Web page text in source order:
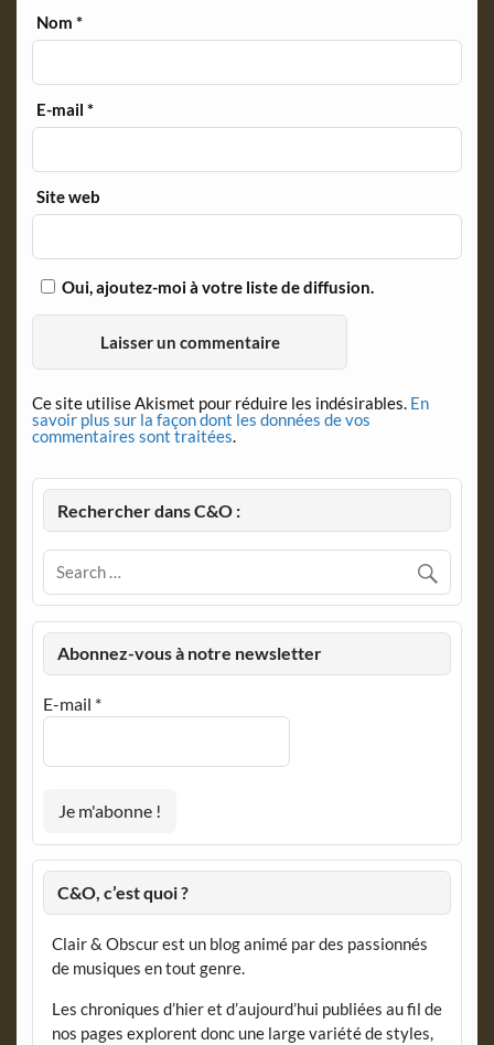
Nom*
E-mail*
Site web
Oui, ajoutez-moi à votre liste de diffusion.
Ce site utilise Akismet pour réduire les indésirables. En
savoir plus sur la façon dont les données de vos
commentaires sont traitées.
Rechercher dans C&O :
Abonnez-vous à notre newsletter
E-mail *
C&O, c’est quoi ?
Clair & Obscur est un blog animé par des passionnés
de musiques en tout genre.
Les chroniques d’hier et d’aujourd’hui publiées au fil de
nos pages explorent donc une large variété de styles,